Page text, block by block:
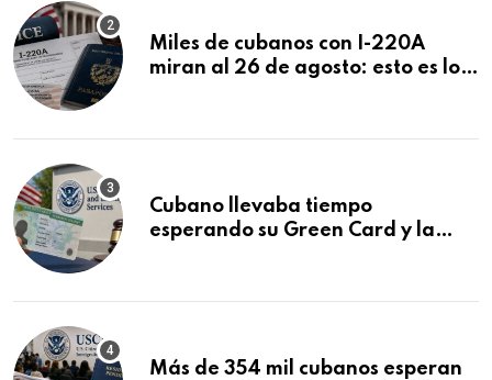
Miles de cubanos con I-220A
miran al 26 de agosto: esto es lo
Cubano llevaba tiempo
esperando su Green Card y la
Más de 354 mil cubanos esperan